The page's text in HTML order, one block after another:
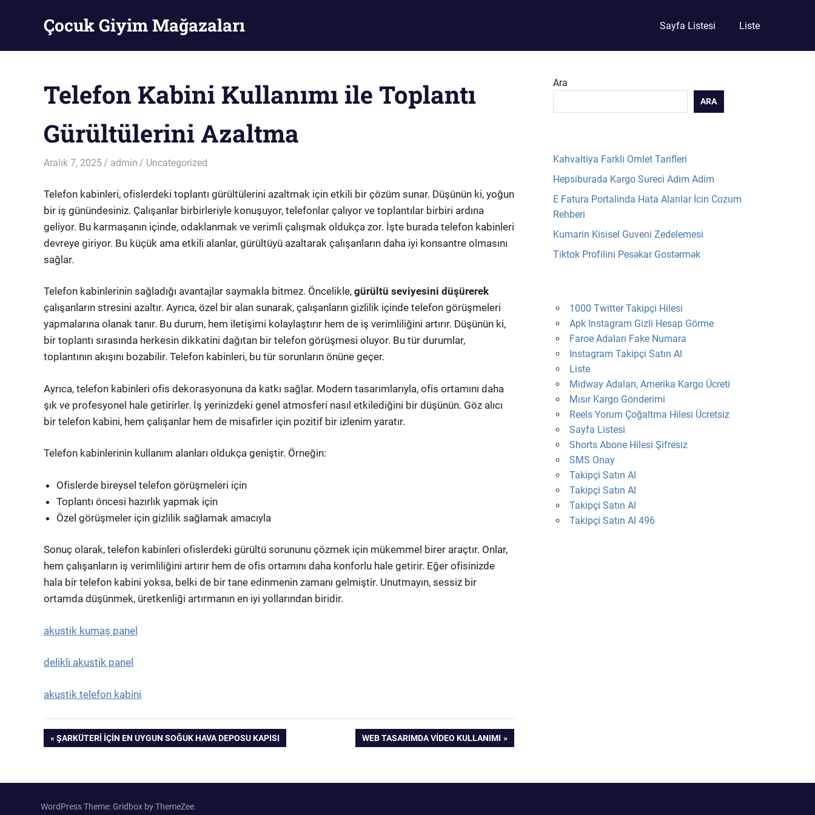
Çocuk Giyim Mağazaları Sayfa Listesi Liste
Telefon Kabini Kullanımı ile Toplantı
Gürültülerini Azaltma
Aralık 7, 2025 admin Uncategorized
Telefon kabinleri, ofislerdeki toplantı gürültülerini azaltmak için etkili bir çözüm sunar. Düşünün ki, yoğun
bir iş günündesiniz. Çalışanlar birbirleriyle konuşuyor, telefonlar çalıyor ve toplantılar birbiri ardına
geliyor. Bu karmaşanın içinde, odaklanmak ve verimli çalışmak oldukça zor. İşte burada telefon kabinleri
devreye giriyor. Bu küçük ama etkili alanlar, gürültüyü azaltarak çalışanların daha iyi konsantre olmasını
sağlar.
Telefon kabinlerinin sağladığı avantajlar saymakla bitmez. Öncelikle, gürültü seviyesini düşürerek
çalışanların stresini azaltır. Ayrıca, özel bir alan sunarak, çalışanların gizlilik içinde telefon görüşmeleri
yapmalarına olanak tanır. Bu durum, hem iletişimi kolaylaştırır hem de iş verimliliğini artırır. Düşünün ki,
bir toplantı sırasında herkesin dikkatini dağıtan bir telefon görüşmesi oluyor. Bu tür durumlar,
toplantının akışını bozabilir. Telefon kabinleri, bu tür sorunların önüne geçer.
Ayrıca, telefon kabinleri ofis dekorasyonuna da katkı sağlar. Modern tasarımlarıyla, ofis ortamını daha
şık ve profesyonel hale getirirler. İş yerinizdeki genel atmosferi nasıl etkilediğini bir düşünün. Göz alıcı
bir telefon kabini, hem çalışanlar hem de misafirler için pozitif bir izlenim yaratır.
Telefon kabinlerinin kullanım alanları oldukça geniştir. Örneğin:
Ofislerde bireysel telefon görüşmeleri için
Toplantı öncesi hazırlık yapmak için
Özel görüşmeler için gizlilik sağlamak amacıyla
Sonuç olarak, telefon kabinleri ofislerdeki gürültü sorununu çözmek için mükemmel birer araçtır. Onlar,
hem çalışanların iş verimliliğini artırır hem de ofis ortamını daha konforlu hale getirir. Eğer ofisinizde
hala bir telefon kabini yoksa, belki de bir tane edinmenin zamanı gelmiştir. Unutmayın, sessiz bir
ortamda düşünmek, üretkenliği artırmanın en iyi yollarından biridir.
akustik kumaş panel
delikli akustik panel
akustik telefon kabini
Yazı
PREVIOUS
ŞARKÜTERI İÇIN EN UYGUN SOĞUK HAVA DEPOSU KAPISI
NEXT
WEB TASARIMDA VIDEO KULLANIMI
Ara
ARA
Kahvaltiya Farkli Omlet Tarifleri
Hepsiburada Kargo Sureci Adim Adim
E Fatura Portalinda Hata Alanlar İcin Cozum
Rehberi
Kumarin Kisisel Guveni Zedelemesi
Tiktok Profilini Pesəkar Gostərmək
1000 Twitter Takipçi Hilesi
Apk Instagram Gizli Hesap Görme
Faroe Adaları Fake Numara
Instagram Takipçi Satın Al
Liste
Midway Adaları, Amerika Kargo Ücreti
Mısır Kargo Gönderimi
Reels Yorum Çoğaltma Hilesi Ücretsiz
Sayfa Listesi
Shorts Abone Hilesi Şifresiz
SMS Onay
Takipçi Satın Al
Takipçi Satın Al
Takipçi Satın Al
Takipçi Satın Al 496
WordPress Theme: Gridbox by ThemeZee.